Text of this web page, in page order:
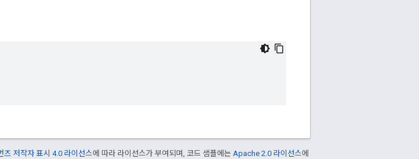
즈 저작자 표시 4.0 라이선스에 따라 라이선스가 부여되며, 코드 샘플에는 Apache 2.0 라이선스에